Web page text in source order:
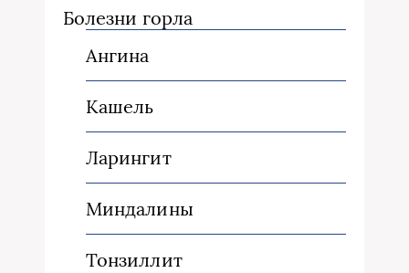
Болезни горла
Ангина
Кашель
Ларингит
Миндалины
Тонзиллит